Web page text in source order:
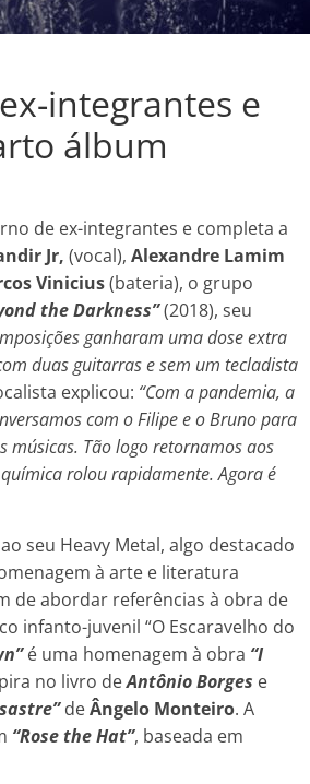
integrantes e
álbum
de ex-integrantes e completa a
Jr, (vocal), Alexandre Lamim
Vinicius(bateria), o grupo
the Darkness”(2018), seu
ganharam uma dose extra
duas guitarras e sem um tecladista
explicou: “Com a pandemia, a
com o Filipe e o Bruno para
músicas. Tão logo retornamos aos
rolou rapidamente. Agora é
seu Heavy Metal, algo destacado
à arte e literatura
de abordar referências à obra de
infanto-juvenil “O Escaravelho do
é uma homenagem à obra “I
no livro deAntônio Borges e
deÂngelo Monteiro. A
“Rose the Hat”, baseada em